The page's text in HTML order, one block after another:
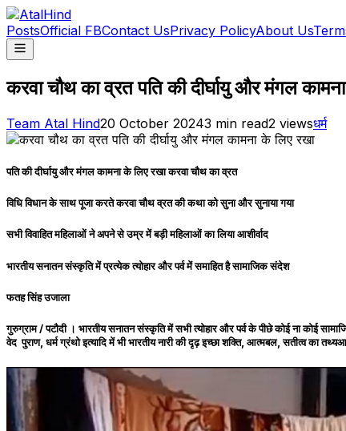
PostsOfficial FBContact UsPrivacy PolicyAbout Us
करवा चौथ का व्रत पति की दीर्घायु और मंगल
Team Atal Hind20 October 20243 min read2 viewsधर्म
पति की दीर्घायु और मंगल कामना के लिए रखा करवा चौथ का व्रत
विधि विधान के साथ पूजा करते करवा चौथ व्रत की कथा को सुना और सुनाया गया
सभी विवाहित महिलाओं ने अपने से उम्र में बड़ी महिलाओं का लिया आशीर्वाद
भारतीय सनातन संस्कृति में प्रत्येक त्योहार और पर्व में समाहित है सामाजिक संदेश
फतह सिंह उजाला
गुरुग्राम / पटौदी । भारतीय सनातन संस्कृति में सभी त्योहार और पर्व के पीछे कोई ना कोई
वेद पुराण, धर्म ग्रंथो इत्यादि में भी भारतीय नारी की दृढ़ इच्छा शक्ति, आत्मबल, सतीत्व का